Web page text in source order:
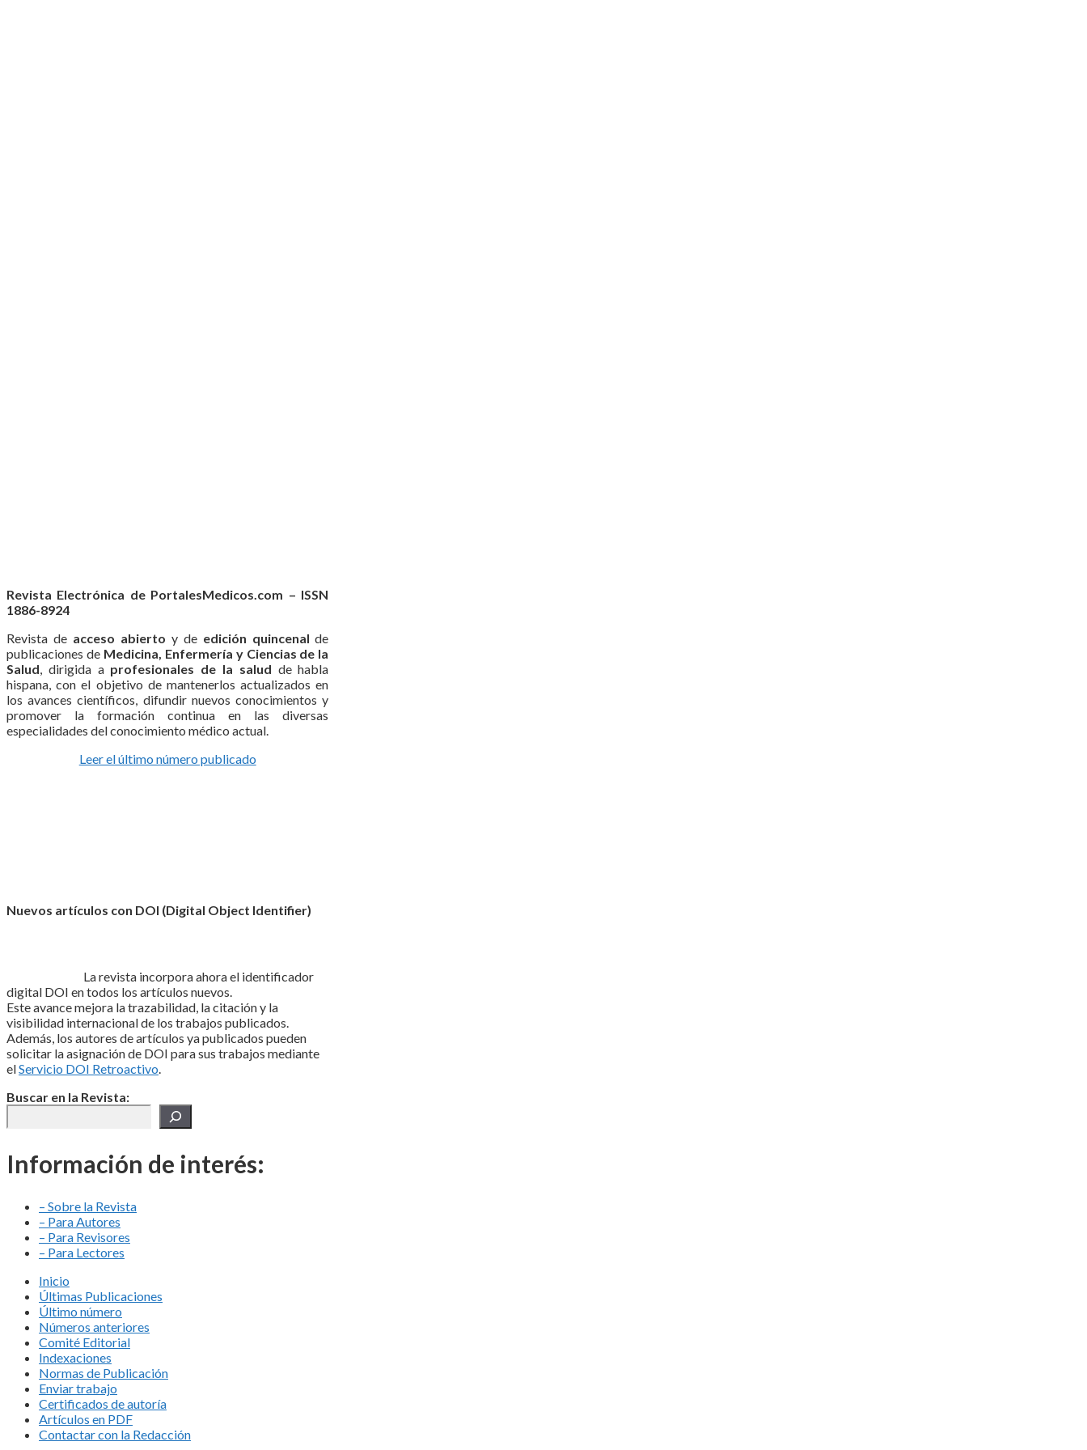
Revista Electrónica de PortalesMedicos.com – ISSN
1886-8924
Revista de acceso abierto y de edición quincenal de
publicaciones de Medicina, Enfermería y Ciencias de la
Salud, dirigida a profesionales de la salud de habla
hispana, con el objetivo de mantenerlos actualizados en
los avances científicos, difundir nuevos conocimientos y
promover la formación continua en las diversas
especialidades del conocimiento médico actual.
Leer el último número publicado
Nuevos artículos con DOI (Digital Object Identifier)
La revista incorpora ahora el identificador
digital DOI en todos los artículos nuevos.
Este avance mejora la trazabilidad, la citación y la
visibilidad internacional de los trabajos publicados.
Además, los autores de artículos ya publicados pueden
solicitar la asignación de DOI para sus trabajos mediante
elServicio DOI Retroactivo.
Buscar en la Revista:
Información de interés:
– Sobre la Revista
– Para Autores
– Para Revisores
– Para Lectores
Inicio
Últimas Publicaciones
Último número
Números anteriores
Comité Editorial
Indexaciones
Normas de Publicación
Enviar trabajo
Certificados de autoría
Artículos en PDF
Contactar con la Redacción